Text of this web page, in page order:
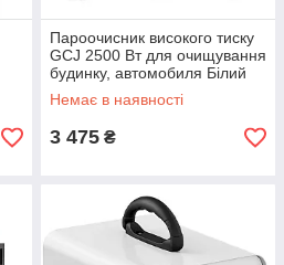
Пароочисник високого тиску
GCJ 2500 Вт для очищування
будинку, автомобиля Білий
Немає в наявності
3 475 ₴